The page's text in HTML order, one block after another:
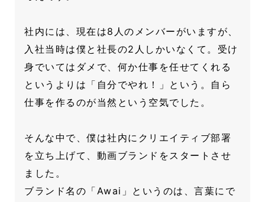
社内には、現在は8人のメンバーがいますが、
入社当時は僕と社長の2人しかいなくて。受け
身でいてはダメで、何か仕事を任せてくれる
というよりは「自分でやれ！」という。自ら
仕事を作るのが当然という空気でした。
そんな中で、僕は社内にクリエイティブ部署
を立ち上げて、動画ブランドをスタートさせ
ました。
ブランド名の「Awai」というのは、言葉にで